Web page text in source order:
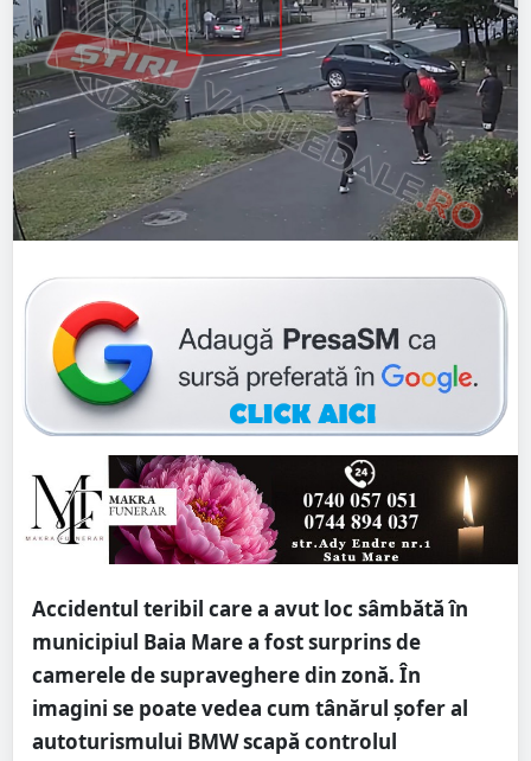
Accidentul teribil care a avut loc sâmbătă în
municipiul Baia Mare a fost surprins de
camerele de supraveghere din zonă. În
imagini se poate vedea cum tânărul șofer al
autoturismului BMW scapă controlul